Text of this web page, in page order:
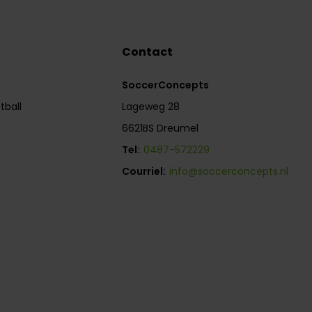
Contact
SoccerConcepts
Lageweg 28
6621BS Dreumel
Tel: 0487-572229
Courriel: info@soccerconcepts.nl